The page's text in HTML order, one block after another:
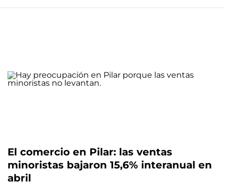
El comercio en Pilar: las ventas
minoristas bajaron 15,6% interanual en
abril